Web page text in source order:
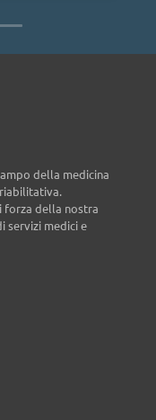
della medicina
forza della nostra
servizi medici e